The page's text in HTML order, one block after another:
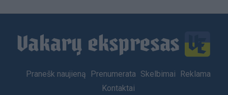
Footer
Pranešk naujieną Prenumerata Skelbimai
Reklama
Kontaktai